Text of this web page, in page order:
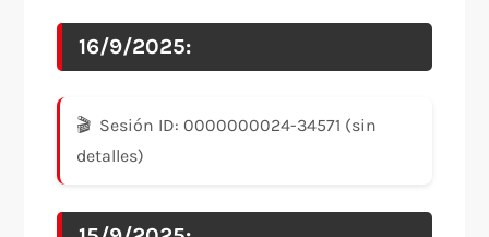
16/9/2025:
Sesión ID: 0000000024-34571 (sin
detalles)